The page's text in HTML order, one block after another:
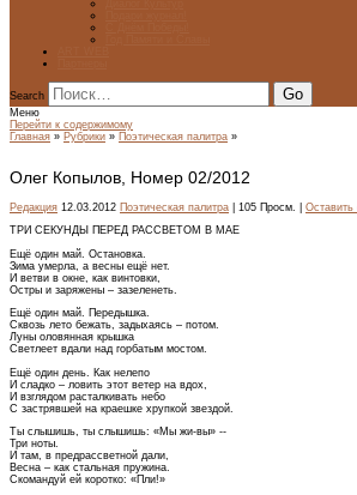
Search
Меню
Перейти к содержимому
Главная » Рубрики » Поэтическая палитра »
Олег Копылов, Номер 02/2012
Редакция 12.03.2012 Поэтическая палитра | 105 Просм. | Оставить
ТРИ СЕКУНДЫ ПЕРЕД РАССВЕТОМ В МАЕ
Ещё один май. Остановка.
Зима умерла, а весны ещё нет.
И ветви в окне, как винтовки,
Остры и заряжены – зазеленеть.
Ещё один май. Передышка.
Сквозь лето бежать, задыхаясь – потом.
Луны оловянная крышка
Светлеет вдали над горбатым мостом.
Ещё один день. Как нелепо
И сладко – ловить этот ветер на вдох,
И взглядом расталкивать небо
С застрявшей на краешке хрупкой звездой.
Ты слышишь, ты слышишь: «Мы жи-вы» --
Три ноты.
И там, в предрассветной дали,
Весна – как стальная пружина.
Скомандуй ей коротко: «Пли!»